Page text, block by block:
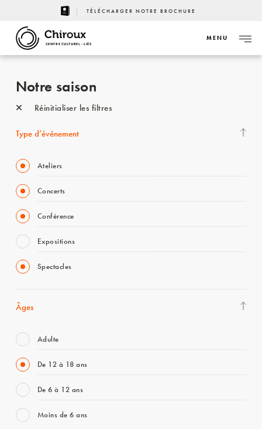
TÉLÉCHARGER NOTRE BROCHURE
CENTRE CULTUREL - LIÈGE
MENU
Notre saison
Réinitialiser les filtres
Type d’événement
Ateliers
Concerts
Conférence
Expositions
Spectacles
Âges
Adulte
De 12 à 18 ans
De 6 à 12 ans
Moins de 6 ans